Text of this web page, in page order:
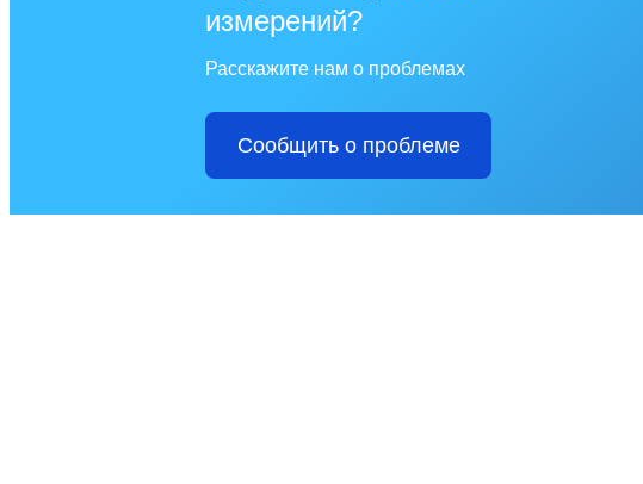
измерений?
Расскажите нам о проблемах
Сообщить о проблеме